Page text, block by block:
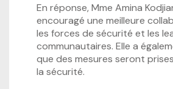
En réponse, Mme Amina
encouragé une meilleure
les forces de sécurité et les
communautaires. Elle a
que des mesures seront
la sécurité.